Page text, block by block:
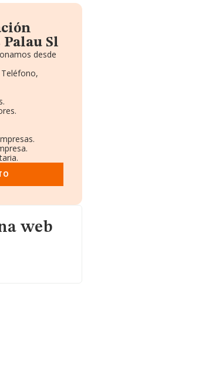
Sl
desde
web